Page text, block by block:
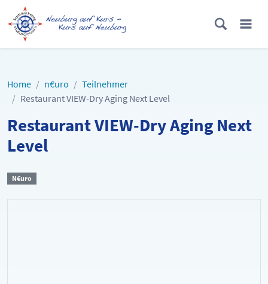
Home n€uro
Teilnehmer
Restaurant VIEW-Dry Aging Next Level
Restaurant VIEW-Dry Aging Next
Level
N€uro